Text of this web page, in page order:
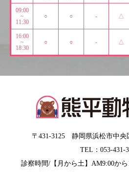
09:00
~
11:30
○ ○ - △
16:00
~
18:30
○ ○ - △
〒431-3125 静岡県浜松市中央
TEL：053-431-
診察時間/【月から土】AM9:00から